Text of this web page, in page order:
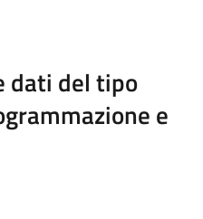
dati del tipo
e